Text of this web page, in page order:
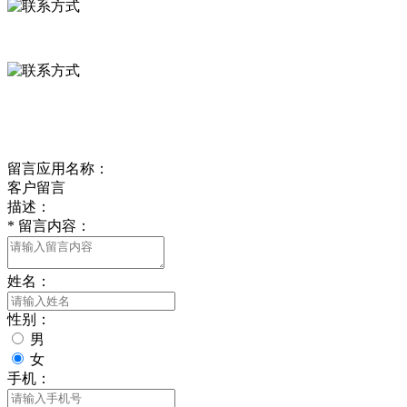
留言应用名称：
客户留言
描述：
* 留言内容：
姓名：
性别：
男
女
手机：